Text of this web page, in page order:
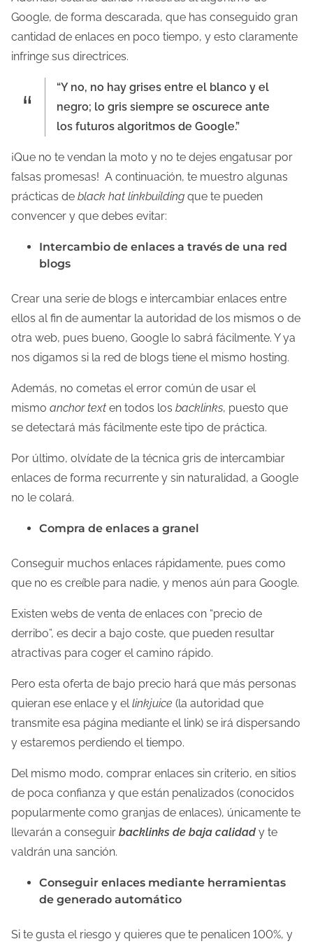
Google, de forma descarada, que has conseguido gran
cantidad de enlaces en poco tiempo, y esto claramente
infringe sus directrices.
“Y no, no hay grises entre el blanco y el
negro; lo gris siempre se oscurece ante
los futuros algoritmos de Google.”
¡Que no te vendan la moto y no te dejes engatusar por
falsas promesas! A continuación, te muestro algunas
prácticas de black hat linkbuilding que te pueden
convencer y que debes evitar:
Intercambio de enlaces a través de una red
blogs
Crear una serie de blogs e intercambiar enlaces entre
ellos al fin de aumentar la autoridad de los mismos o de
otra web, pues bueno, Google lo sabrá fácilmente. Y ya
nos digamos si la red de blogs tiene el mismo hosting.
Además, no cometas el error común de usar el
mismo anchor text en todos los backlinks, puesto que
se detectará más fácilmente este tipo de práctica.
Por último, olvídate de la técnica gris de intercambiar
enlaces de forma recurrente y sin naturalidad, a Google
no le colará.
Compra de enlaces a granel
Conseguir muchos enlaces rápidamente, pues como
que no es creíble para nadie, y menos aún para Google.
Existen webs de venta de enlaces con “precio de
derribo”, es decir a bajo coste, que pueden resultar
atractivas para coger el camino rápido.
Pero esta oferta de bajo precio hará que más personas
quieran ese enlace y el linkjuice (la autoridad que
transmite esa página mediante el link) se irá dispersando
y estaremos perdiendo el tiempo.
Del mismo modo, comprar enlaces sin criterio, en sitios
de poca confianza y que están penalizados (conocidos
popularmente como granjas de enlaces), únicamente te
llevarán a conseguir backlinks de baja calidad y te
valdrán una sanción.
Conseguir enlaces mediante herramientas
de generado automático
Si te gusta el riesgo y quieres que te penalicen 100%, y